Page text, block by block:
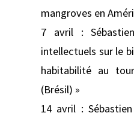
mangroves en
7 avril :
intellectuels sur le
habitabilité au
(Brésil) »
14 avril :